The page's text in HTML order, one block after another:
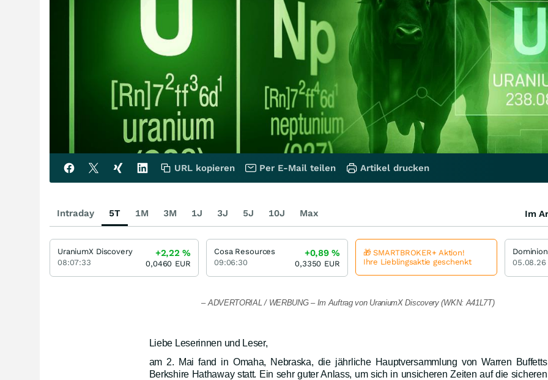
– ADVERTORIAL / WERBUNG – Im Auftrag von UraniumX Discovery (WKN: A41L7T)
Liebe Leserinnen und Leser,
am 2. Mai fand in Omaha, Nebraska, die jährliche Hauptversammlung von Warren Buffetts
Berkshire Hathaway statt. Ein sehr guter Anlass, um sich in unsicheren Zeiten auf die sicheren
URL kopieren Per E-Mail teilen Artikel drucken
Intraday 5T 1M 3M 1J 3J 5J 10J Max Im
UraniumX Discovery
08:07:33
+2,22%
0,0460 EUR
Cosa Resources
09:06:30
+0,89%
0,3350 EUR
🎁 SMARTBROKER+ Aktion!
Ihre Lieblingsaktie geschenkt
05.08.26